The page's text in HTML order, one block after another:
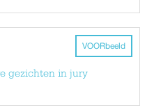
VOORbeeld
gezichten in jury